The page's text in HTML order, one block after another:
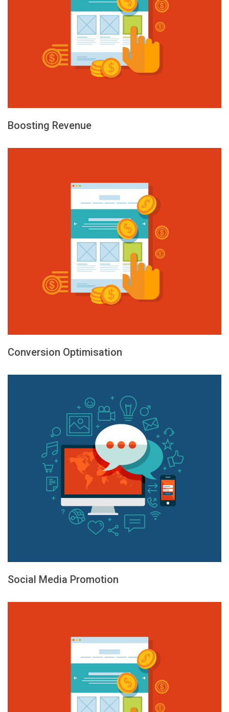
Boosting Revenue
Conversion Optimisation
Social Media Promotion